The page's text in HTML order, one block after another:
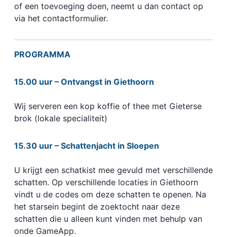
of een toevoeging doen, neemt u dan contact op
via het contactformulier.
PROGRAMMA
15.00 uur – Ontvangst in Giethoorn
Wij serveren een kop koffie of thee met Gieterse
brok (lokale specialiteit)
15.30 uur – Schattenjacht in Sloepen
U krijgt een schatkist mee gevuld met verschillende
schatten. Op verschillende locaties in Giethoorn
vindt u de codes om deze schatten te openen. Na
het starsein begint de zoektocht naar deze
schatten die u alleen kunt vinden met behulp van
onde GameApp.